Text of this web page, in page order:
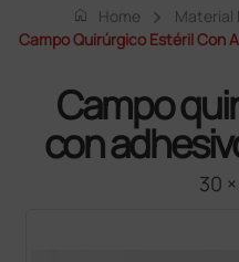
home Home Material
Campo Quirúrgico Estéril Con
Campo
con
30